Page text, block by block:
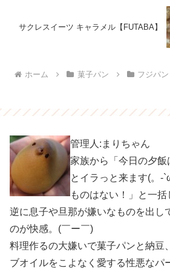
サクレスイーツ キャラメル【FUTABA】
ホーム 菓子パン フジパン
管理人:まりちゃん
家族から「今日の夕飯
とイラっと来ます(。-
ものはない！」と一括
逆に息子や旦那が嫌いなものを出し
のが快感。(￣ー￣)
料理作るの大嫌いで菓子パンと納豆
ブオイルをこよなく愛する性悪なパ